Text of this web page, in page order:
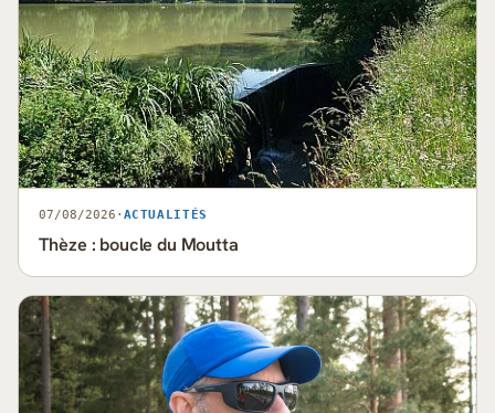
07/08/2026 · ACTUALITÉS
Thèze : boucle du Moutta